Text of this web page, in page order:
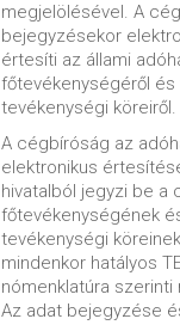
megjelölésével. A
bejegyzésekor
értesíti az állami
főtevékenységéről és
tevékenységi köreiről.
A cégbíróság az
elektronikus
hivatalból jegyzi be a
főtevékenységének
tevékenységi
mindenkor hatályos
nómenklatúra szerinti
Az adat bejegyzése